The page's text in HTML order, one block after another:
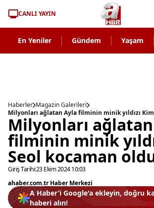
CANLI YAYIN
En Yeniler Gündem Yaşam
Haberler Magazin Galerileri
Milyonları ağlatan Ayla filminin minik yıldızı
Milyonları
filminin minik
Seol kocaman
Giriş Tarihi:23 Ekim 2024 10:03
ahaber.com.tr Haber Merkezi
A Haber’i Google'a ekleyin, doğru
haberi alın!